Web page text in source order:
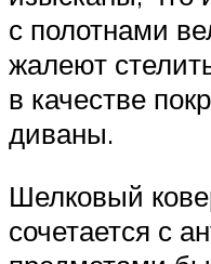
с полотнами
жалеют
в качестве
диваны.
Шелковый
сочетается с